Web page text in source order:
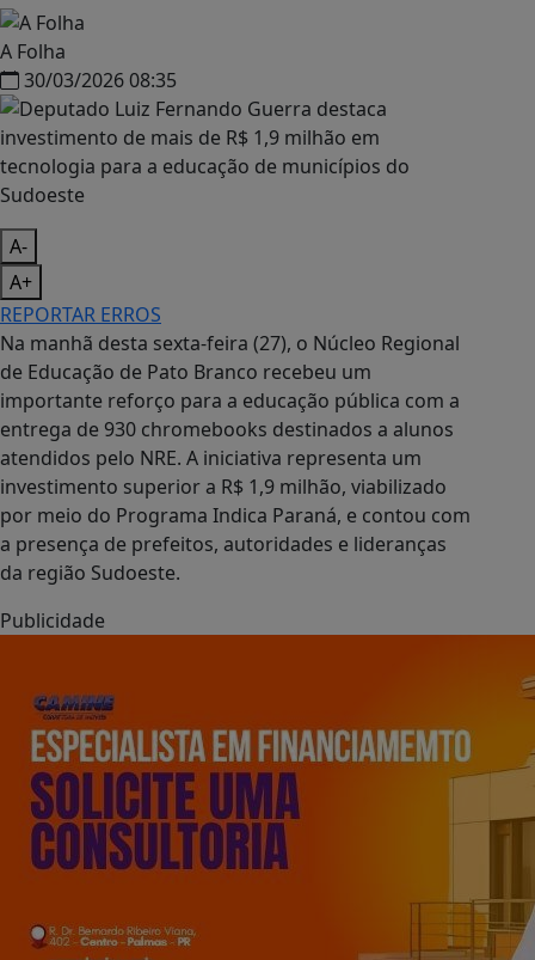
A Folha
30/03/2026 08:35
A-
A+
REPORTAR ERROS
Na manhã desta sexta-feira (27), o Núcleo Regional
de Educação de Pato Branco recebeu um
importante reforço para a educação pública com a
entrega de 930 chromebooks destinados a alunos
atendidos pelo NRE. A iniciativa representa um
investimento superior a R$ 1,9 milhão, viabilizado
por meio do Programa Indica Paraná, e contou com
a presença de prefeitos, autoridades e lideranças
da região Sudoeste.
Publicidade